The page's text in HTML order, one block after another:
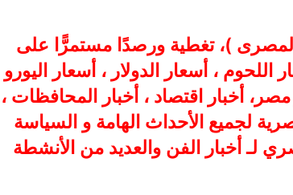
المصرى )، تغطية ورصدًا مستمرًّا على
أسعار اللحوم ، أسعار الدولار ، أسعار اليورو
مصر، أخبار اقتصاد ، أخبار المحافظات ،
لجميع الأحداث الهامة و السياسة
لـ أخبار الفن والعديد من الأنشطة